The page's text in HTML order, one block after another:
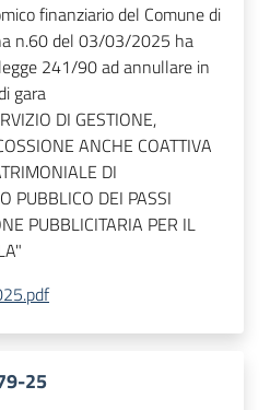
finanziario del Comune di
n.60 del 03/03/2025 ha
241/90 ad annullare in
gara
DI GESTIONE,
ANCHE COATTIVA
DI
PUBBLICO DEI PASSI
PUBBLICITARIA PER IL
25